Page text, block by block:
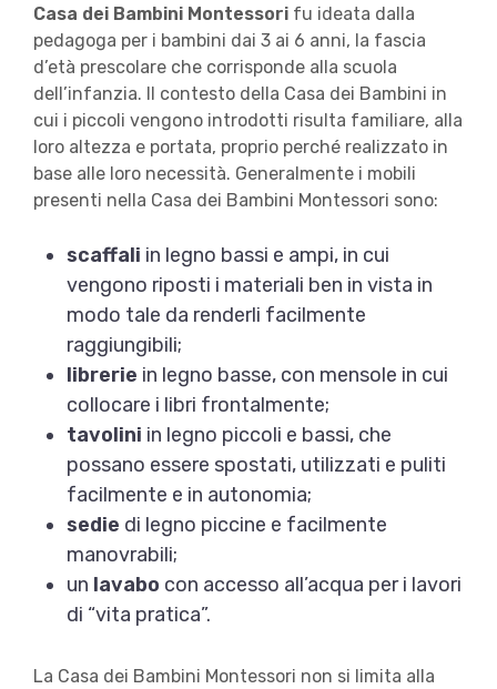
Casa dei Bambini Montessorifu ideata dalla
pedagoga per i bambini dai 3 ai 6 anni, la fascia
d’età prescolare che corrisponde alla scuola
dell’infanzia. Il contesto della Casa dei Bambini in
cui i piccoli vengono introdotti risulta familiare, alla
loro altezza e portata, proprio perché realizzato in
base alle loro necessità. Generalmente i mobili
presenti nella Casa dei Bambini Montessori sono:
scaffali in legno bassi e ampi, in cui
vengono riposti i materiali ben in vista in
modo tale da renderli facilmente
raggiungibili;
librerie in legno basse, con mensole in cui
collocare i libri frontalmente;
tavolini in legno piccoli e bassi, che
possano essere spostati, utilizzati e puliti
facilmente e in autonomia;
sedie di legno piccine e facilmente
manovrabili;
un lavabo con accesso all’acqua per i lavori
di “vita pratica”.
La Casa dei Bambini Montessori non si limita alla